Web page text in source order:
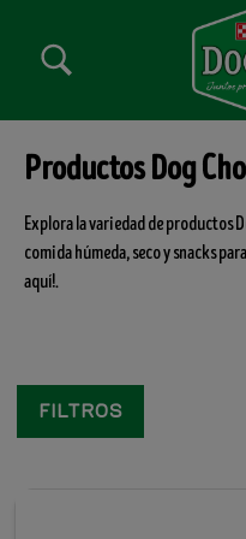
Menú secundario Dog Chow
Menú Principal Dog Chow
Productos Dog
Explora la variedad de productos
comida húmeda, seco y snacks
aquí!.
Filtros